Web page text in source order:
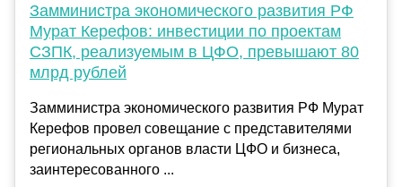
Замминистра экономического развития РФ
Мурат Керефов: инвестиции по проектам
СЗПК, реализуемым в ЦФО, превышают 80
млрд рублей
Замминистра экономического развития РФ Мурат
Керефов провел совещание с представителями
региональных органов власти ЦФО и бизнеса,
заинтересованного ...